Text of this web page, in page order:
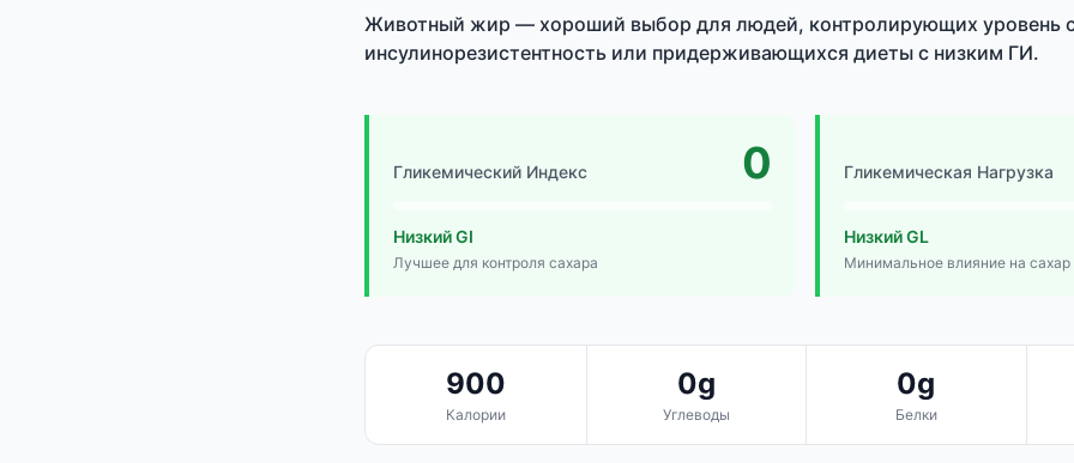
Животный жир — хороший выбор для людей, контролирующих уровень
инсулинорезистентность или придерживающихся диеты с низким ГИ.
Гликемический Индекс 0
Низкий GI
Лучшее для контроля сахара
Гликемическая Нагрузка
Низкий GL
Минимальное влияние на сахар
900
Калории
0g
Углеводы
0g
Белки